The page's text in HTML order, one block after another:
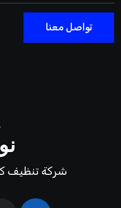
تواصل معنا
شركة تنظيف